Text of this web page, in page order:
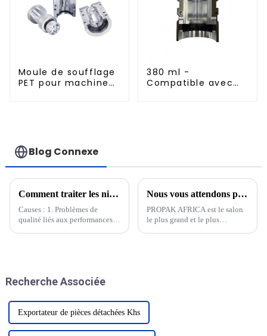
Moule de soufflage
PET pour machine
380 ml -
Compatible avec
Blog Connexe
Comment traiter les niveaux élevés d'acétaldéhyde (AA) dans les matériaux PET
Causes : 1. Problèmes de
qualité liés aux performances
élevée 5. Le temps de cycle est
Nous vous attendons pour nous rendre visite à PROPAK AFRICA 2025 en Afrique du Sud
PROPAK AFRICA est le salon
le plus grand et le plus
Recherche Associée
Exportateur de pièces détachées Khs